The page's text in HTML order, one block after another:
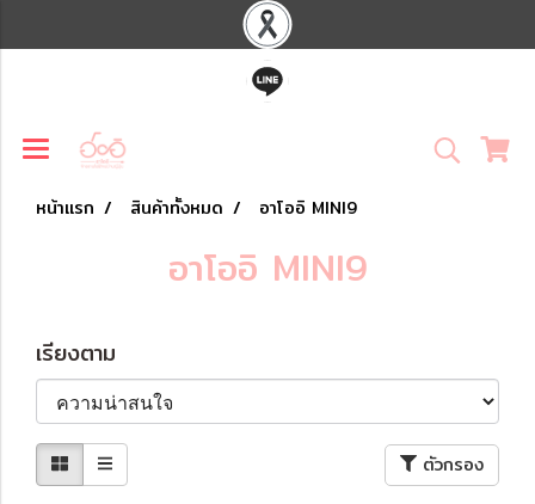
หน้าแรก สินค้าทั้งหมด อาโออิ MINI9
อาโออิ MINI9
เรียงตาม
ตัวกรอง